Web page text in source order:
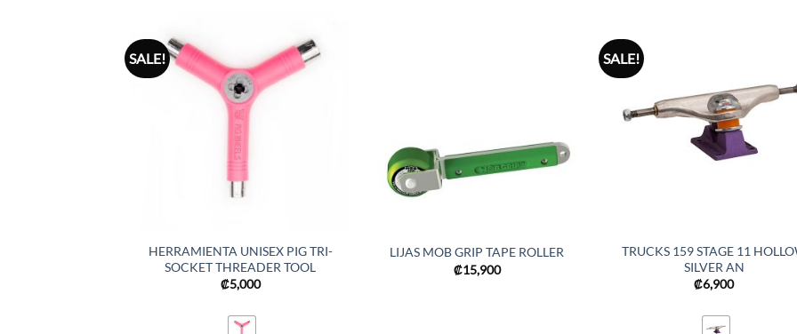
SALE!
HERRAMIENTA UNISEX PIG TRI-
SOCKET THREADER TOOL
₡5,000
LIJAS MOB GRIP TAPE ROLLER
₡15,900
SALE!
TRUCKS 159 STAGE 11
SILVER AN
₡6,900